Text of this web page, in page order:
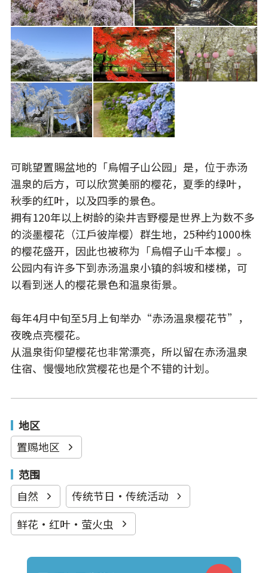
可眺望置賜盆地的「烏帽子山公园 」是， 位于赤汤
温泉的后方，可以欣赏美丽的樱花， 夏季的绿叶，
秋季的红叶，以及四季的景色。
拥有120年以上树龄的染井吉野樱是世界上为数不多
的淡墨樱花 （江戶彼岸樱）群生地，25种约1000株
的樱花盛开，因此也被称为「烏帽子山千本樱」。
公园内有许多下到赤汤温泉小镇的斜坡和楼梯，可
以看到迷人的樱花景色和温泉街景。
每年4月中旬至5月上旬举办“赤汤温泉樱花节”，
夜晚点亮樱花。
从温泉街仰望樱花也非常漂亮，所以留在赤汤温泉
住宿、慢慢地欣赏樱花也是个不错的计划。
地区
置赐地区
范围
自然
传统节日·传统活动
鲜花·红叶·萤火虫